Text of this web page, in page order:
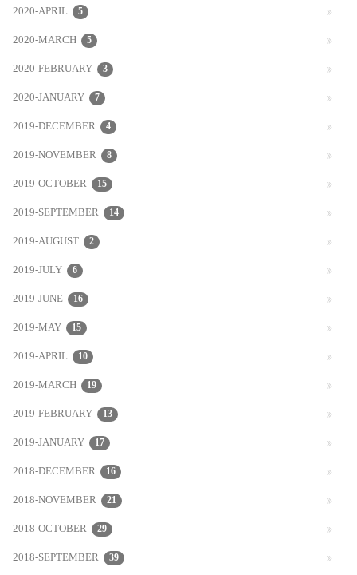
2020-APRIL 5
2020-MARCH 5
2020-FEBRUARY 3
2020-JANUARY 7
2019-DECEMBER 4
2019-NOVEMBER 8
2019-OCTOBER 15
2019-SEPTEMBER 14
2019-AUGUST 2
2019-JULY 6
2019-JUNE 16
2019-MAY 15
2019-APRIL 10
2019-MARCH 19
2019-FEBRUARY 13
2019-JANUARY 17
2018-DECEMBER 16
2018-NOVEMBER 21
2018-OCTOBER 29
2018-SEPTEMBER 39